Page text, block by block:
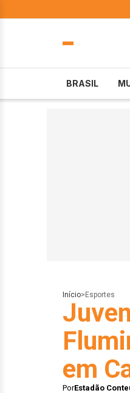
BRASIL
Início> Esportes
em
PorEstadão